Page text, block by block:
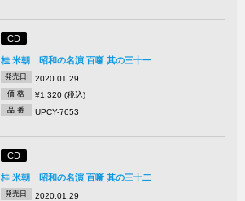
CD
桂 米朝 昭和の名演 百噺 其の三十一
発売日 2020.01.29
価 格 ¥1,320 (税込)
品 番 UPCY-7653
CD
桂 米朝 昭和の名演 百噺 其の三十二
発売日 2020.01.29